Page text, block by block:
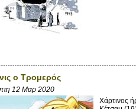
ο Τρομερός
12 Μαρ 2020
Χάρτινος